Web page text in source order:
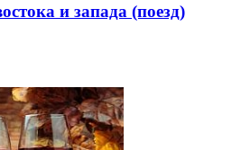
и запада (поезд)